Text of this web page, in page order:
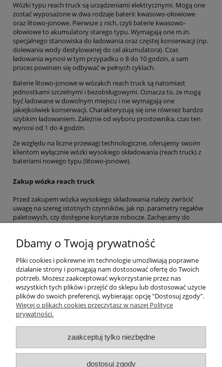
Wózki typu reach truck są urządzeniami elektrycznymi. Mogą one
zostać wyposażone w dwa rodzaje baterii: kwasowo-ołowiowe
oraz litowo-jonowe. Pierwsze z nich, czyli baterie kwasowo-
ołowiowe to akumulatory starego typu. Wymagają one m.in.
specjalnego stanowiska do ładowania oraz częstej konserwacji (np.
dolewania wody destylowanej do cel akumulatora). Czas
ładowania wynosi w tym przypadku o 8 do 10 godzin, a sam
proces powinien się odbywać w pełnych cyklach.
Baterie litowo-jonowe w wózakch reach truck są natomiast
jednostkami szczelnymi i bezobsługowymi. Oznacza to, że mogą
być ładowane w dowolnym miejscu i nie wymagają one
jakiejkolwiek konserwacji. Charakteryzują się one również bardzo
szybkim ładowaniem. Zależnie od wyboru prostownika, czas ten
wynosi od 1 do 4 godzin.
Ze względu na liczne przewagi technologiczne, oferujemy swoim
klientom wyłącznie wózki wysokiego składowania (reach truck) z
bateriami nowego typu (litowo-jonowe).
Zakup wózka reach truck
Przed zakupem wózka wysokiego składowania należy zwrócić
uwagę na szereg istotnych czynników, jak np. parametry regałów
paletowych, czy dostępne korytarze robocze. Zachęcamy do
eksploatacyjnych.
Moje konto
Płatności i dostawa
O nas
Dane kontaktowe
Dbamy o Twoją prywatność
Pliki cookies i pokrewne im technologie umożliwiają poprawne
działanie strony i pomagają nam dostosować ofertę do Twoich
potrzeb. Możesz zaakceptować wykorzystanie przez nas
wszystkich tych plików i przejść do sklepu lub dostosować użycie
plików do swoich preferencji, wybierając opcję "Dostosuj zgody".
Więcej o plikach cookies przeczytasz w naszej Polityce
prywatności.
zaakceptuj tylko niezbędne
dostosuj zgody